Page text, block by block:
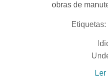
obras de
Etiquetas: